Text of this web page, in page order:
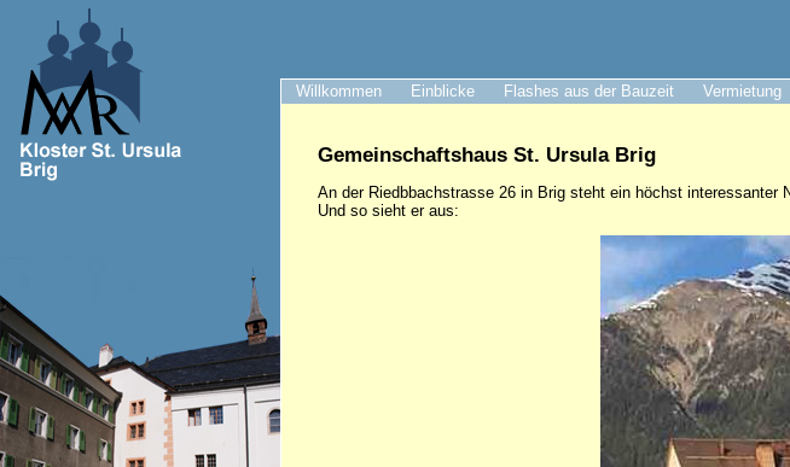
Willkommen Einblicke Flashes aus der Bauzeit Vermietung
Gemeinschaftshaus St. Ursula Brig
An der Riedbbachstrasse 26 in Brig steht ein höchst interessanter
Und so sieht er aus: